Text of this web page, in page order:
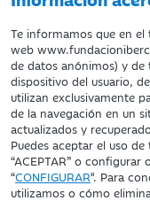
Te informamos que en
web
de datos anónimos) y de
dispositivo del usuario,
utilizan exclusivamente
de la navegación en un
actualizados y
Puedes aceptar el uso
“ACEPTAR” o
“CONFIGURAR". Para
utilizamos o cómo
IBERCAJA BANCO
Fundación Bancaria
Inscrita en el Registro
Cultura y Deporte con
Domicilio social: